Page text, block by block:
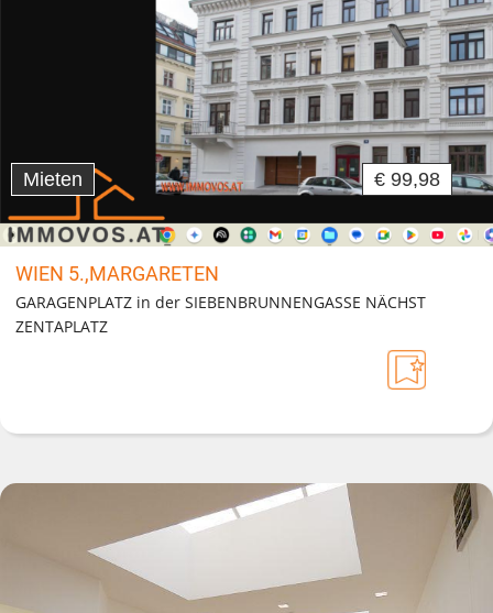
Mieten € 99,98
WIEN 5.,MARGARETEN
GARAGENPLATZ in der SIEBENBRUNNENGASSE NÄCHST
ZENTAPLATZ